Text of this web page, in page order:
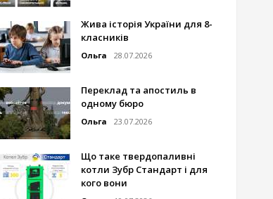
Жива історія України для 8-
класників
Ольга 28.07.2026
Переклад та апостиль в
одному бюро
Ольга 23.07.2026
Що таке твердопаливні
котли Зубр Стандарт і для
кого вони